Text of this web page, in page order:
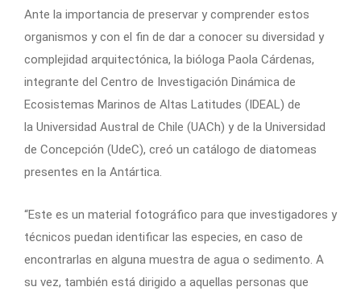
Ante la importancia de preservar y comprender estos
organismos y con el fin de dar a conocer su diversidad y
complejidad arquitectónica, la bióloga Paola Cárdenas,
integrante del Centro de Investigación Dinámica de
Ecosistemas Marinos de Altas Latitudes (IDEAL) de
la Universidad Austral de Chile (UACh) y de la Universidad
de Concepción (UdeC), creó un catálogo de diatomeas
presentes en la Antártica.
“Este es un material fotográfico para que investigadores y
técnicos puedan identificar las especies, en caso de
encontrarlas en alguna muestra de agua o sedimento. A
su vez, también está dirigido a aquellas personas que